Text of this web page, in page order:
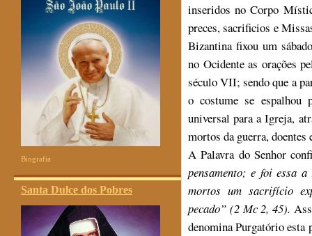
Biografia
Santa Dulce dos Pobres
inseridos no Corpo
preces, sacrificios e
Bizantina fixou um
no Ocidente as orações
século VII; sendo que a
o costume se
universal para a Igreja,
mortos da guerra, doentes
A Palavra do Senhor
pensamento; e foi essa
mortos um sacrifício
pecado” (2 Mc 2, 45).
denomina Purgatório esta